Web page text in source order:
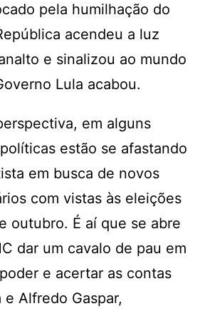
pela humilhação do
acendeu a luz
e sinalizou ao mundo
Lula acabou.
em alguns
estão se afastando
em busca de novos
com vistas às eleições
outubro. É aí que se abre
dar um cavalo de pau em
e acertar as contas
Alfredo Gaspar,